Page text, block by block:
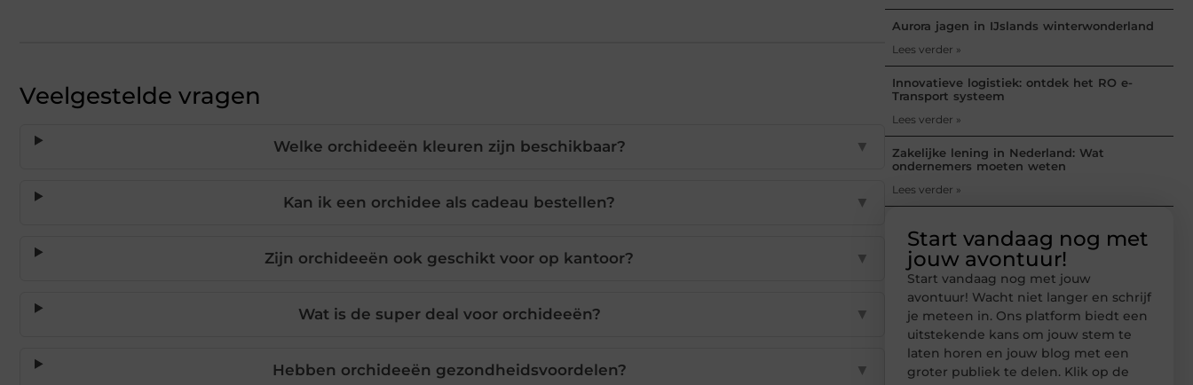
Veelgestelde vragen
Welke orchideeën kleuren zijn beschikbaar? ▼
Kan ik een orchidee als cadeau bestellen? ▼
Zijn orchideeën ook geschikt voor op kantoor? ▼
Wat is de super deal voor orchideeën? ▼
Hebben orchideeën gezondheidsvoordelen? ▼
Aurora jagen in IJslands winterwonderland
Lees verder »
Innovatieve logistiek: ontdek het RO e-
Transport systeem
Lees verder »
Zakelijke lening in Nederland: Wat
ondernemers moeten weten
Lees verder »
Start vandaag nog met
jouw avontuur!
Start vandaag nog met jouw
avontuur! Wacht niet langer en schrijf
je meteen in. Ons platform biedt een
uitstekende kans om jouw stem te
laten horen en jouw blog met een
groter publiek te delen. Klik op de